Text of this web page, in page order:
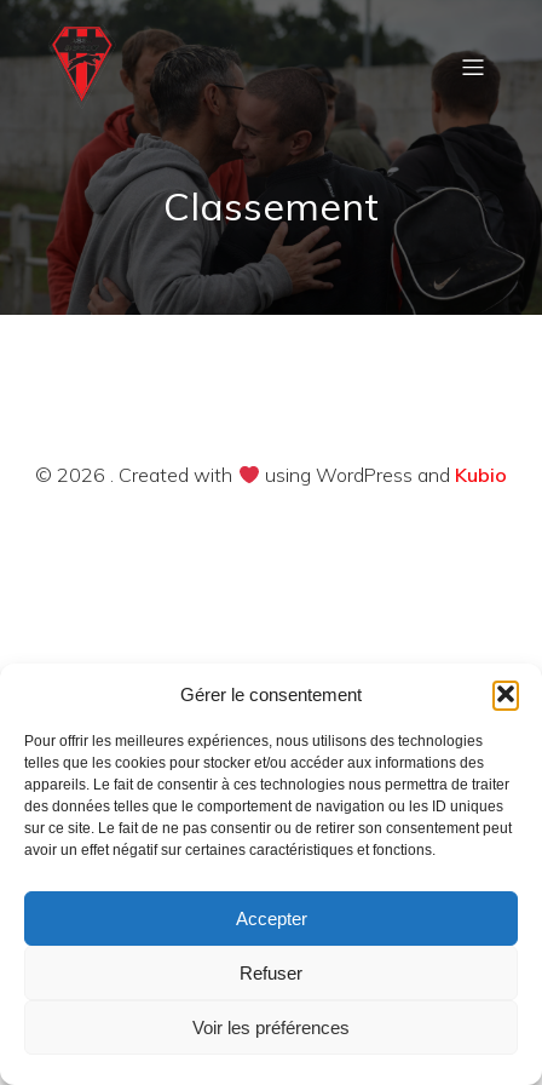
Gérer le consentement
Pour offrir les meilleures expériences, nous utilisons des technologies
telles que les cookies pour stocker et/ou accéder aux informations des
appareils. Le fait de consentir à ces technologies nous permettra de traiter
des données telles que le comportement de navigation ou les ID uniques
sur ce site. Le fait de ne pas consentir ou de retirer son consentement peut
avoir un effet négatif sur certaines caractéristiques et fonctions.
Accepter
Refuser
Voir les préférences
Classement
© 2026 . Created with using WordPress and Kubio